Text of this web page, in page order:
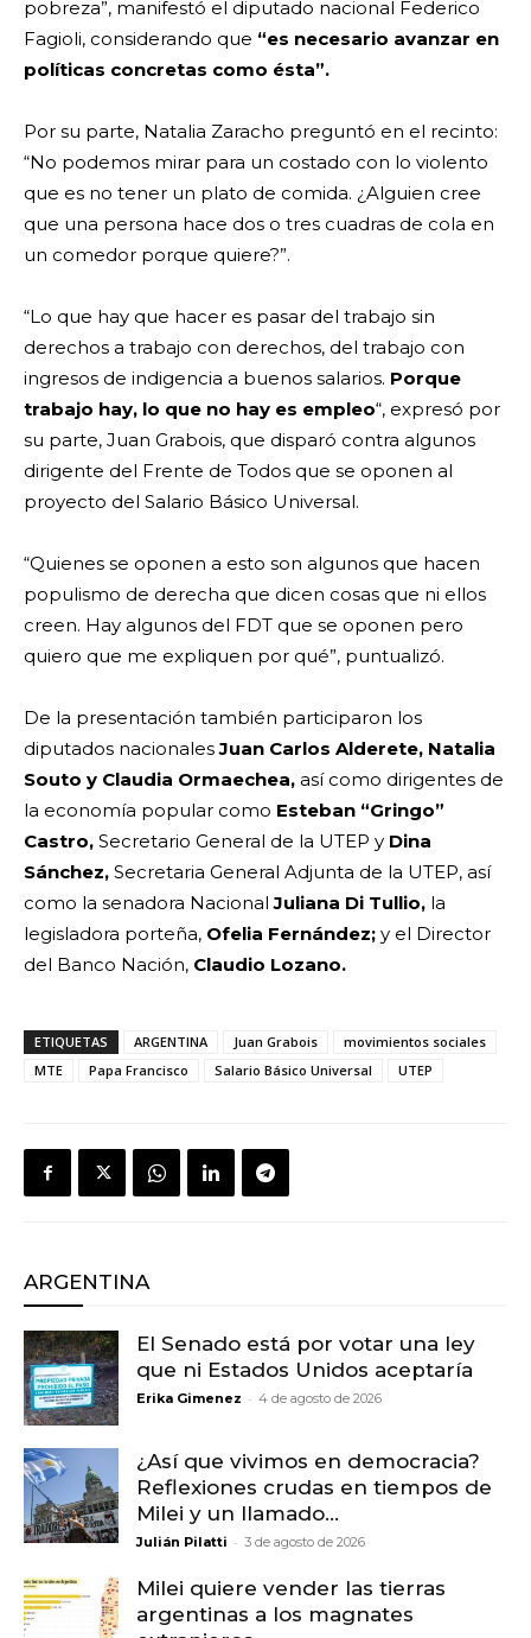
pobreza”, manifestó el diputado nacional Federico
Fagioli, considerando que “es necesario avanzar en
políticas concretas como ésta”.
Por su parte, Natalia Zaracho preguntó en el recinto:
“No podemos mirar para un costado con lo violento
que es no tener un plato de comida. ¿Alguien cree
que una persona hace dos o tres cuadras de cola en
un comedor porque quiere?”.
“Lo que hay que hacer es pasar del trabajo sin
derechos a trabajo con derechos, del trabajo con
ingresos de indigencia a buenos salarios. Porque
trabajo hay, lo que no hay es empleo“, expresó por
su parte, Juan Grabois, que disparó contra algunos
dirigente del Frente de Todos que se oponen al
proyecto del Salario Básico Universal.
“Quienes se oponen a esto son algunos que hacen
populismo de derecha que dicen cosas que ni ellos
creen. Hay algunos del FDT que se oponen pero
quiero que me expliquen por qué”, puntualizó.
De la presentación también participaron los
diputados nacionalesJuan Carlos Alderete, Natalia
Souto y Claudia Ormaechea, así como dirigentes de
la economía popular como Esteban “Gringo”
Castro, Secretario General de la UTEP y Dina
Sánchez, Secretaria General Adjunta de la UTEP, así
como la senadora NacionalJuliana Di Tullio, la
legisladora porteña, Ofelia Fernández; y el Director
del Banco Nación, Claudio Lozano.
ETIQUETAS ARGENTINA Juan Grabois
movimientos sociales
MTE
Papa Francisco Salario Básico Universal UTEP
ARGENTINA
El Senado está por votar una ley
que ni Estados Unidos aceptaría
Erika Gimenez - 4 de agosto de 2026
¿Así que vivimos en democracia?
Reflexiones crudas en tiempos de
Milei y un llamado...
Julián Pilatti - 3 de agosto de 2026
Milei quiere vender las tierras
argentinas a los magnates